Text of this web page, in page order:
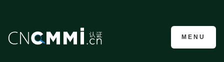
CMMI认证咨询
MENU